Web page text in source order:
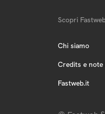
Scopri
Chi siamo
Credits e note
Fastweb.it